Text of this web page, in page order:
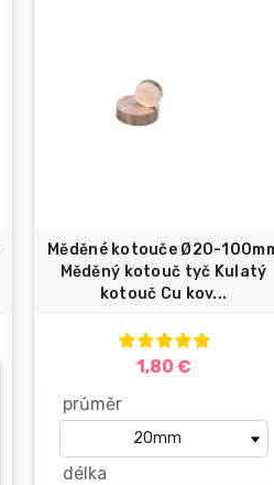
Měděné kotouče Ø20-
Měděný kotouč tyč Kulatý
kotouč Cu kov...
1,80 €
průměr
délka